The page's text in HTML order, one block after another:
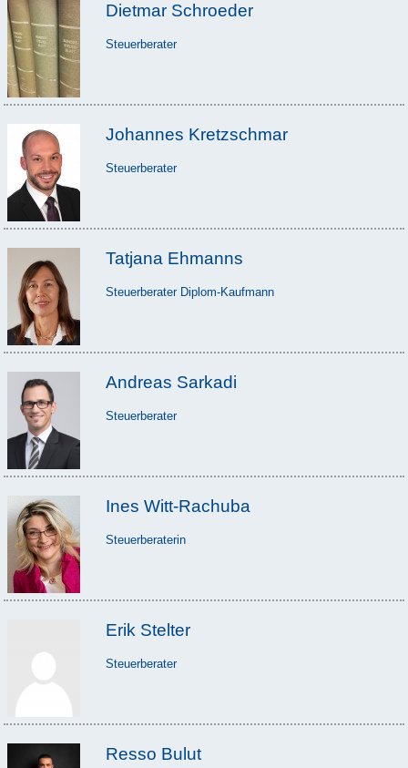
Dietmar Schroeder
Steuerberater
Johannes Kretzschmar
Steuerberater
Tatjana Ehmanns
Steuerberater Diplom-Kaufmann
Andreas Sarkadi
Steuerberater
Ines Witt-Rachuba
Steuerberaterin
Erik Stelter
Steuerberater
Resso Bulut